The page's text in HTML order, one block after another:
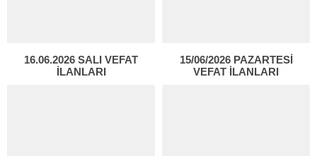
16.06.2026 SALI VEFAT
İLANLARI
15/06/2026 PAZARTESİ
VEFAT İLANLARI